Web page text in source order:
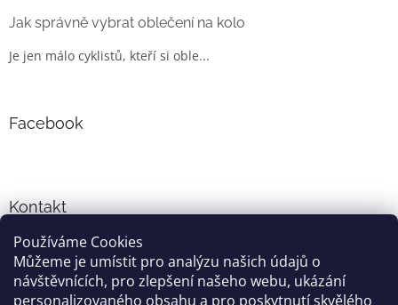
Používáme Cookies
Můžeme je umístit pro analýzu našich údajů o
návštěvnících, pro zlepšení našeho webu, ukázání
personalizovaného obsahu a pro poskytnutí skvělého
Jak správně vybrat oblečení na kolo
Je jen málo cyklistů, kteří si oble...
Facebook
Kontakt
info@cyklo-obleceni.cz
+420777081700
jsme na facebooku